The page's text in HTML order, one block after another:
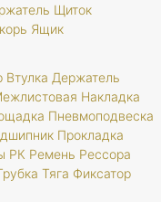
Щиток
Ящик
Втулка Держатель
Накладка
Пневмоподвеска
Прокладка
РК Ремень Рессора
Тяга Фиксатор